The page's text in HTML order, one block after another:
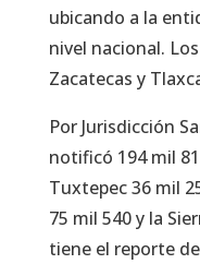
ubicando a la
nivel nacional.
Zacatecas y
Por Jurisdicción
notificó 194 mil
Tuxtepec 36 mil
75 mil 540 y la
tiene el reporte